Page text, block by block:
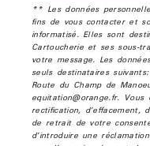
** Les données
fins de vous contacter et
informatisé. Elles sont
Cartoucherie et ses sous-
votre message. Les
seuls destinataires
Route du Champ de
equitation@orange.fr.
rectification, d’effacement,
de retrait de votre
d’introduire une